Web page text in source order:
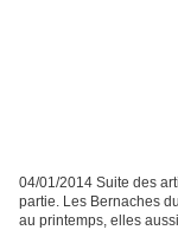
04/01/2014 Suite des
partie. Les Bernaches
au printemps, elles